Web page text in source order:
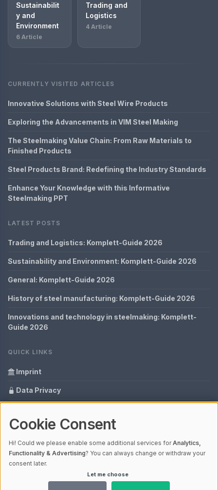
Sustainabilit
y and
Environment
6 Article
Trading and
Logistics
4 Article
CURRENTLY VISITED ARTICLES
Innovative Solutions with Steel Wire Products
Exploring the Advancements in VIM Steel Making
The Steelmaking Value Chain: From Raw Materials to
Finished Products
Steel Products Brand: Redefining the Industry Standards
Enhance Your Knowledge with this Informative
Steelmaking PPT
LATEST POSTS
Trading and Logistics: Komplett-Guide 2026
Sustainability and Environment: Komplett-Guide 2026
General: Komplett-Guide 2026
History of steel manufacturing: Komplett-Guide 2026
Innovations and technology in steelmaking: Komplett-
Guide 2026
QUICK LINKS
Imprint
Data Privacy
Glossary
Your data protection
© 2026 Cabaro Group - Blog | V4.1
Cookie Consent
Hi! Could we please enable some additional services forAnalytics,
Functionality & Advertising? You can always change or withdraw your
consent later.
Let me choose